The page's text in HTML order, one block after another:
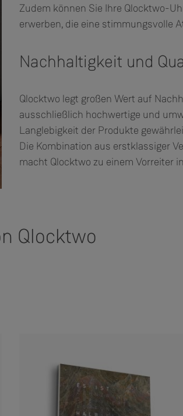
Zudem können Sie Ihre Qlocktwo-
erwerben, die eine stimmungsvolle
Nachhaltigkeit und
Qlocktwo legt großen Wert auf
ausschließlich hochwertige und
Langlebigkeit der Produkte
Die Kombination aus erstklassiger
macht Qlocktwo zu einem Vorreiter
Qlocktwo